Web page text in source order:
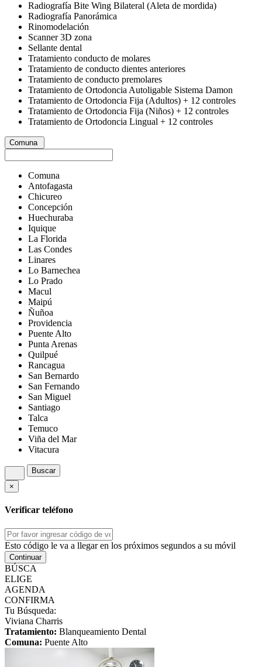
Radiografía Bite Wing Bilateral (Aleta de mordida)
Radiografía Panorámica
Rinomodelación
Scanner 3D zona
Sellante dental
Tratamiento conducto de molares
Tratamiento de conducto dientes anteriores
Tratamiento de conducto premolares
Tratamiento de Ortodoncia Autoligable Sistema Damon
Tratamiento de Ortodoncia Fija (Adultos) + 12 controles
Tratamiento de Ortodoncia Fija (Niños) + 12 controles
Tratamiento de Ortodoncia Lingual + 12 controles
Comuna
Comuna
Antofagasta
Chicureo
Concepción
Huechuraba
Iquique
La Florida
Las Condes
Linares
Lo Barnechea
Lo Prado
Macul
Maipú
Ñuñoa
Providencia
Puente Alto
Punta Arenas
Quilpué
Rancagua
San Bernardo
San Fernando
San Miguel
Santiago
Talca
Temuco
Viña del Mar
Vitacura
Buscar
×
Verificar teléfono
Esto código le va a llegar en los próximos segundos a su móvil
Continuar
BÚSCA
ELIGE
AGENDA
CONFIRMA
Tu Búsqueda:
Viviana Charris
Tratamiento: Blanqueamiento Dental
Comuna: Puente Alto